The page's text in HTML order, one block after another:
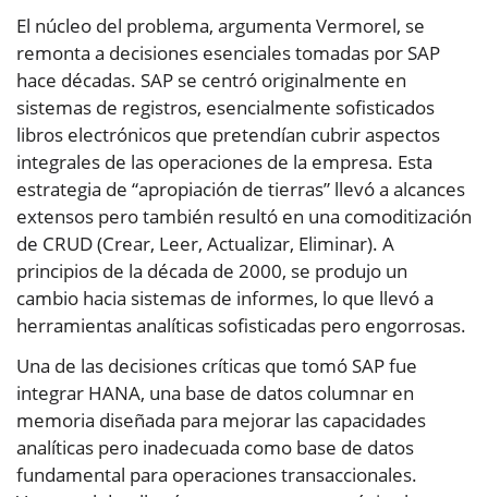
El núcleo del problema, argumenta Vermorel, se
remonta a decisiones esenciales tomadas por SAP
hace décadas. SAP se centró originalmente en
sistemas de registros, esencialmente sofisticados
libros electrónicos que pretendían cubrir aspectos
integrales de las operaciones de la empresa. Esta
estrategia de “apropiación de tierras” llevó a alcances
extensos pero también resultó en una comoditización
de CRUD (Crear, Leer, Actualizar, Eliminar). A
principios de la década de 2000, se produjo un
cambio hacia sistemas de informes, lo que llevó a
herramientas analíticas sofisticadas pero engorrosas.
Una de las decisiones críticas que tomó SAP fue
integrar HANA, una base de datos columnar en
memoria diseñada para mejorar las capacidades
analíticas pero inadecuada como base de datos
fundamental para operaciones transaccionales.